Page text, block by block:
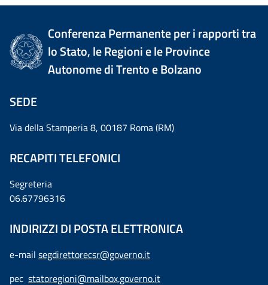
Conferenza Permanente per i rapporti tra
lo Stato, le Regioni e le Province
Autonome di Trento e Bolzano
SEDE
Via della Stamperia 8, 00187 Roma (RM)
RECAPITI TELEFONICI
Segreteria
06.67796316
INDIRIZZI DI POSTA ELETTRONICA
e-mail segdirettorecsr@governo.it
pec statoregioni@mailbox.governo.it